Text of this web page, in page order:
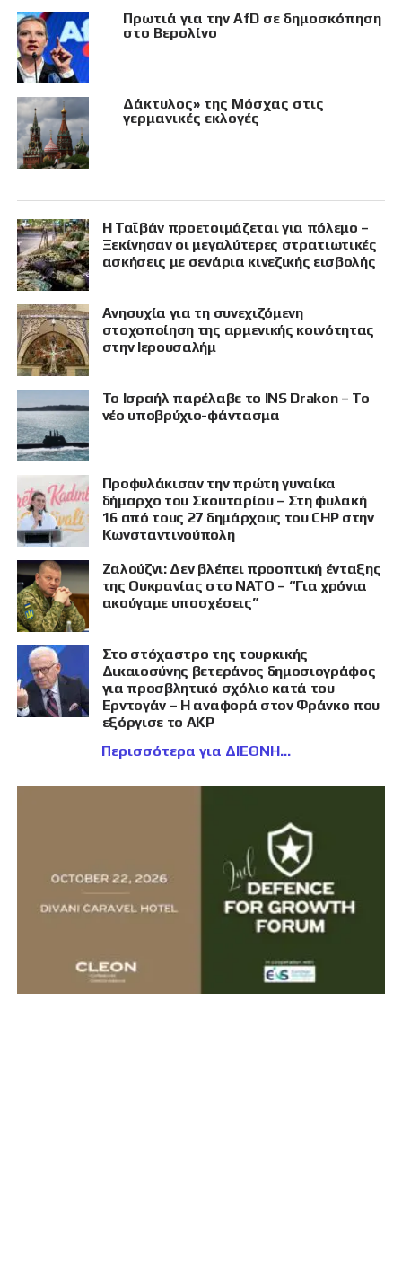
Πρωτιά για την AfD σε δημοσκόπηση
στο Βερολίνο
Δάκτυλος» της Μόσχας στις
γερμανικές εκλογές
Η Ταϊβάν προετοιμάζεται για πόλεμο –
Ξεκίνησαν οι μεγαλύτερες στρατιωτικές
ασκήσεις με σενάρια κινεζικής εισβολής
Ανησυχία για τη συνεχιζόμενη
στοχοποίηση της αρμενικής κοινότητας
στην Ιερουσαλήμ
Το Ισραήλ παρέλαβε το INS Drakon – Το
νέο υποβρύχιο-φάντασμα
Προφυλάκισαν την πρώτη γυναίκα
δήμαρχο του Σκουταρίου – Στη φυλακή
16 από τους 27 δημάρχους του CHP στην
Κωνσταντινούπολη
Ζαλούζνι: Δεν βλέπει προοπτική ένταξης
της Ουκρανίας στο ΝΑΤΟ – “Για χρόνια
ακούγαμε υποσχέσεις”
Στο στόχαστρο της τουρκικής
Δικαιοσύνης βετεράνος δημοσιογράφος
για προσβλητικό σχόλιο κατά του
Ερντογάν – Η αναφορά στον Φράνκο που
εξόργισε το AKP
Περισσότερα για ΔΙΕΘΝΗ